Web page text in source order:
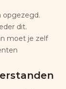
opgezegd.
dit.
moet je zelf